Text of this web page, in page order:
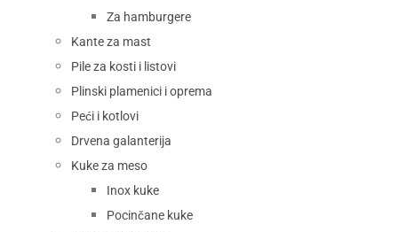
Za hamburgere
Kante za mast
Pile za kosti i listovi
Plinski plamenici i oprema
Peći i kotlovi
Drvena galanterija
Kuke za meso
Inox kuke
Pocinčane kuke